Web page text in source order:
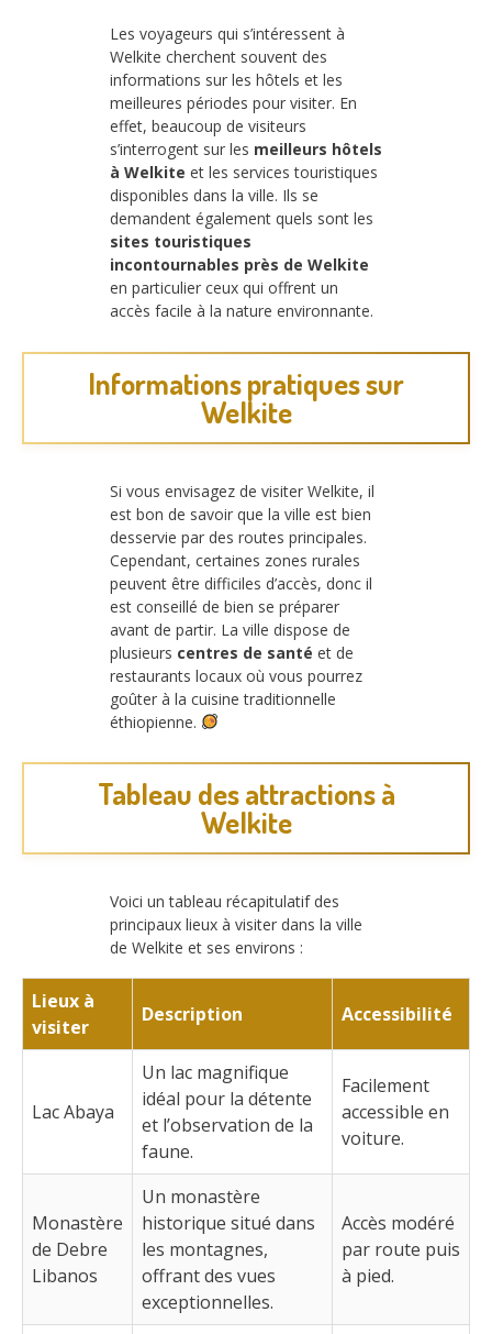
Les voyageurs qui s’intéressent à
Welkite cherchent souvent des
informations sur les hôtels et les
meilleures périodes pour visiter. En
effet, beaucoup de visiteurs
s’interrogent sur les meilleurs hôtels
à Welkite et les services touristiques
disponibles dans la ville. Ils se
demandent également quels sont les
sites touristiques
incontournables près de Welkite
en particulier ceux qui offrent un
accès facile à la nature environnante.
Informations pratiques sur
Welkite
Si vous envisagez de visiter Welkite, il
est bon de savoir que la ville est bien
desservie par des routes principales.
Cependant, certaines zones rurales
peuvent être difficiles d’accès, donc il
est conseillé de bien se préparer
avant de partir. La ville dispose de
plusieurs centres de santé et de
restaurants locaux où vous pourrez
goûter à la cuisine traditionnelle
éthiopienne.
Tableau des attractions à
Welkite
Voici un tableau récapitulatif des
principaux lieux à visiter dans la ville
de Welkite et ses environs :
Lieux à
visiter
Description Accessibilité
Lac Abaya
Un lac magnifique
idéal pour la détente
et l’observation de la
faune.
Facilement
accessible en
voiture.
Monastère
de Debre
Libanos
Un monastère
historique situé dans
les montagnes,
offrant des vues
exceptionnelles.
Accès modéré
par route puis
à pied.